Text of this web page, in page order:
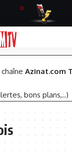
Azinat.com
bons plans,..)